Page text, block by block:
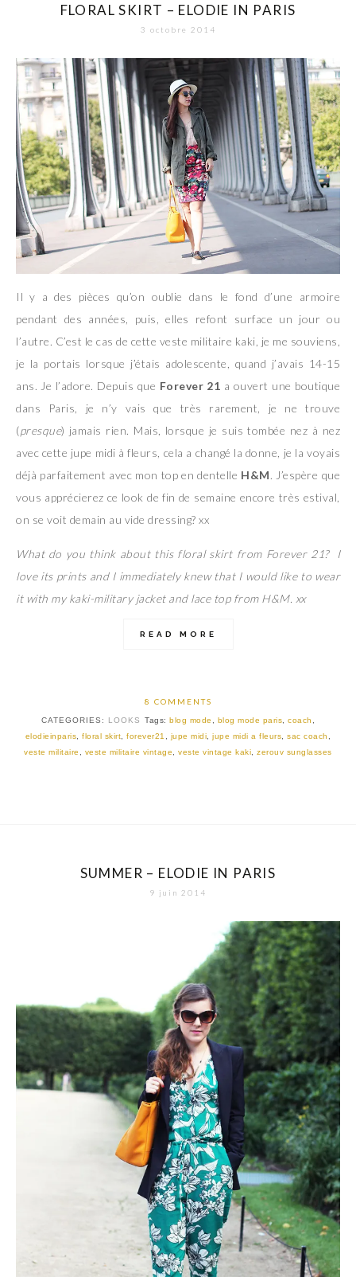
FLORAL SKIRT – ELODIE IN PARIS
3 octobre 2014
Il y a des pièces qu’on oublie dans le fond d’une armoire
pendant des années, puis, elles refont surface un jour ou
l’autre. C’est le cas de cette veste militaire kaki, je me souviens,
je la portais lorsque j’étais adolescente, quand j’avais 14-15
ans. Je l’adore. Depuis que Forever 21 a ouvert une boutique
dans Paris, je n’y vais que très rarement, je ne trouve
(presque) jamais rien. Mais, lorsque je suis tombée nez à nez
avec cette jupe midi à fleurs, cela a changé la donne, je la voyais
déjà parfaitement avec mon top en dentelle H&M. J’espère que
vous apprécierez ce look de fin de semaine encore très estival,
on se voit demain au vide dressing? xx
What do you think about this floral skirt from Forever 21? I
love its prints and I immediately knew that I would like to wear
it with my kaki-military jacket and lace top from H&M. xx
READ MORE
8 COMMENTS
CATEGORIES: LOOKS Tags: blog mode , blog mode paris, coach ,
elodieinparis,floral skirt,forever21 , jupe midi,jupe midi a fleurs,sac coach ,
veste militaire , veste militaire vintage,veste vintage kaki,zerouv sunglasses
SUMMER – ELODIE IN PARIS
9 juin 2014